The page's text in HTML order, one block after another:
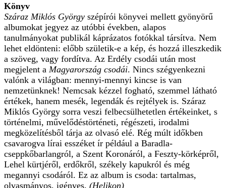
Könyv
Száraz Miklós György szépírói könyvei mellett gyönyörű
albumokat jegyez az utóbbi években, alapos
tanulmányokat publikál káprázatos fotókkal társítva. Nem
lehet eldönteni: előbb születik-e a kép, és hozzá illeszkedik
a szöveg, vagy fordítva. Az Erdély csodái után most
megjelent a Magyarország csodái. Nincs szégyenkezni
valónk a világban: mennyi-mennyi kincse is van
nemzetünknek! Nemcsak kézzel fogható, szemmel látható
értékek, hanem mesék, legendák és rejtélyek is. Száraz
Miklós György sorra veszi felbecsülhetetlen értékeinket, s
történelmi, művelődéstörténeti, régészeti, irodalmi
megközelítésből tárja az olvasó elé. Rég múlt időkben
csavarogva lírai esszéket ír például a Baradla-
cseppkőbarlangról, a Szent Koronáról, a Feszty-körképről,
Lehel kürtjéről, erdőkről, székely kapukról és még
megannyi csodáról. Ez az album is csoda: tartalmas,
olvasmányos, igényes. (Helikon)